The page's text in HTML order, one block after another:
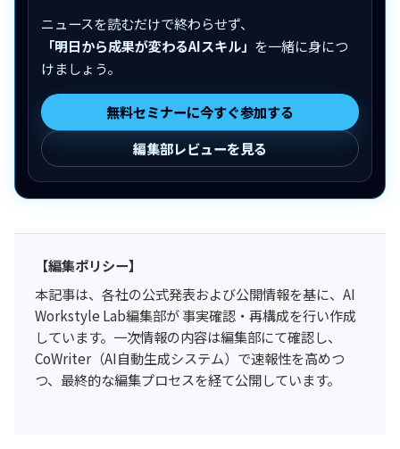
ニュースを読むだけで終わらせず、
「明日から成果が変わるAIスキル」 を一緒に身につ
けましょう。
無料セミナーに今すぐ参加する
編集部レビューを見る
【編集ポリシー】
本記事は、各社の公式発表および公開情報を基に、AI
Workstyle Lab編集部が 事実確認・再構成を行い作成
しています。一次情報の内容は編集部にて確認し、
CoWriter（AI自動生成システム）で速報性を高めつ
つ、最終的な編集プロセスを経て公開しています。